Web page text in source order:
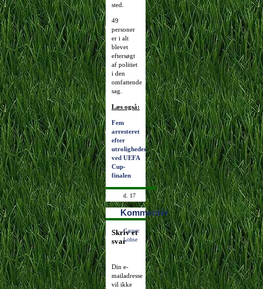
sted.
49
personer
er i alt
blevet
eftersøgt
af politiet
i den
omfattende
sag.
Læs også:
Fem
arresteret
efter
utroligheder
ved UEFA
Cup-
finalen
d. 17
marts
2009
17:44:04
Casper
Lohse
Kommentér
Skriv et
svar
Din e-
mailadresse
vil ikke